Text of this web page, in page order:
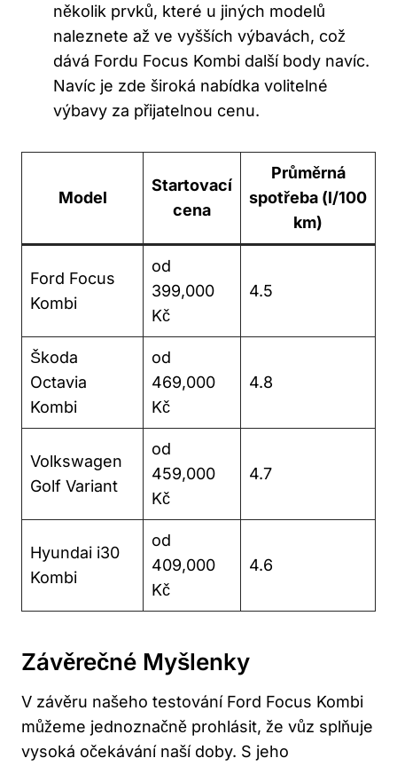
několik prvků, které u jiných modelů
naleznete až ve vyšších výbavách, což
dává Fordu Focus Kombi další body navíc.
Navíc je zde široká nabídka volitelné
výbavy za přijatelnou cenu.
Model
Startovací
cena
Průměrná
spotřeba (l/100
km)
Ford Focus
Kombi
od
399,000
Kč
4.5
Škoda
Octavia
Kombi
od
469,000
Kč
4.8
Volkswagen
Golf Variant
od
459,000
Kč
4.7
Hyundai i30
Kombi
od
409,000
Kč
4.6
Závěrečné Myšlenky
V závěru našeho testování Ford Focus Kombi
můžeme jednoznačně prohlásit, že vůz splňuje
vysoká očekávání naší doby. S jeho